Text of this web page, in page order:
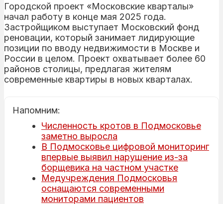
Городской проект «Московские кварталы»
начал работу в конце мая 2025 года.
Застройщиком выступает Московский фонд
реновации, который занимает лидирующие
позиции по вводу недвижимости в Москве и
России в целом. Проект охватывает более 60
районов столицы, предлагая жителям
современные квартиры в новых кварталах.
Напомним:
Численность кротов в Подмосковье
заметно выросла
В Подмосковье цифровой мониторинг
впервые выявил нарушение из-за
борщевика на частном участке
Медучреждения Подмосковья
оснащаются современными
мониторами пациентов